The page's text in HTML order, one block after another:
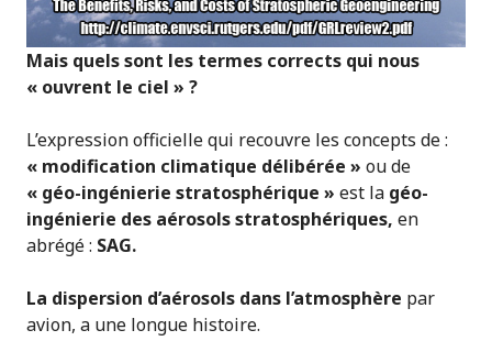
Mais quels sont les termes corrects qui nous
« ouvrent le ciel » ?
L’expression officielle qui recouvre les concepts de :
« modification climatique délibérée » ou de
« géo-ingénierie stratosphérique » est la géo-
ingénierie des aérosols stratosphériques, en
abrégé : SAG.
La dispersion d’aérosols dans l’atmosphère par
avion, a une longue histoire.